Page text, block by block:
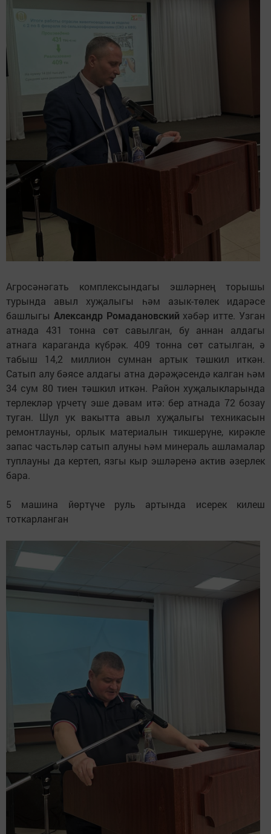
Агросәнәгать комплексындагы эшләрнең торышы
турында авыл хуҗалыгы һәм азык-төлек идарәсе
башлыгы Александр Ромадановский хәбәр итте. Узган
атнада 431 тонна сөт савылган, бу аннан алдагы
атнага караганда күбрәк. 409 тонна сөт сатылган, ә
табыш 14,2 миллион сумнан артык тәшкил иткән.
Сатып алу бәясе алдагы атна дәрәҗәсендә калган һәм
34 сум 80 тиен тәшкил иткән. Район хуҗалыкларында
терлекләр үрчетү эше дәвам итә: бер атнада 72 бозау
туган. Шул ук вакытта авыл хуҗалыгы техникасын
ремонтлауны, орлык материалын тикшерүне, кирәкле
запас частьләр сатып алуны һәм минераль ашламалар
туплауны да кертеп, язгы кыр эшләренә актив әзерлек
бара.
5 машина йөртүче руль артында исерек килеш
тоткарланган